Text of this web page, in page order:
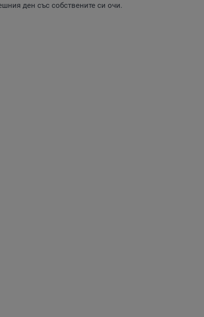
ден със собствените си очи.